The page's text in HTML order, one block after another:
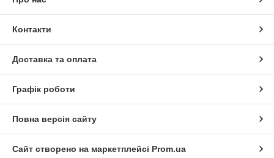
Контакти
Доставка та оплата
Графік роботи
Повна версія сайту
Сайт створено на маркетплейсі Prom.ua